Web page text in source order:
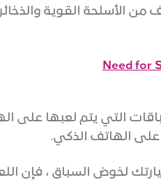
القوية والذخائر
Need for
التي يتم لعبها على
على الهاتف الذكي.
لخوض السباق ، فإن